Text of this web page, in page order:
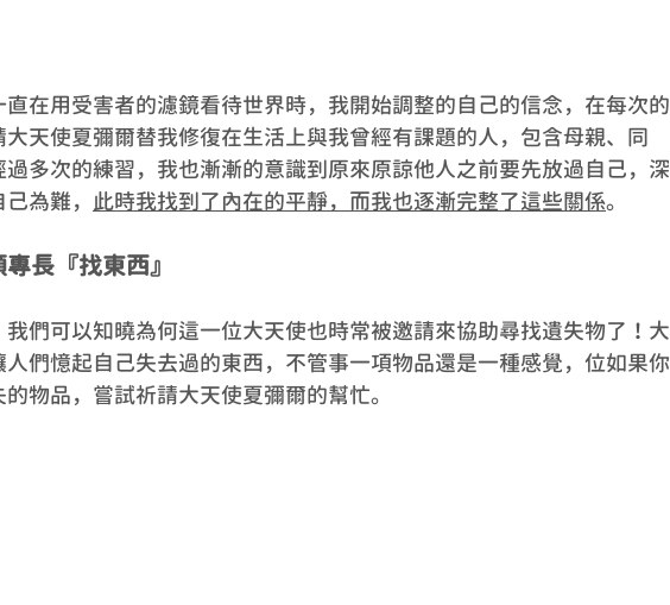
在用受害者的濾鏡看待世界時，我開始調整的自己的信念，在每次的
天使夏彌爾替我修復在生活上與我曾經有課題的人，包含母親、同
多次的練習，我也漸漸的意識到原來原諒他人之前要先放過自己，深
為難， 此時我找到了內在的平靜，而我也逐漸完整了這些關係。
長『找東西』
們可以知曉為何這一位大天使也時常被邀請來協助尋找遺失物了！大
們憶起自己失去過的東西，不管事一項物品還是一種感覺，位如果你
物品，嘗試祈請大天使夏彌爾的幫忙。